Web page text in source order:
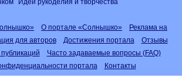
О портале «Солнышко»
Реклама на
для авторов Достижения портала
Отзывы
Часто задаваемые вопросы (FAQ)
портала
Контакты